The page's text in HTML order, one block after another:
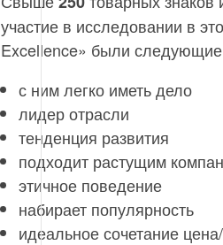
участие в исследовании в
Excellence» были
с ним легко иметь дело
лидер отрасли
тенденция развития
подходит растущим
этичное поведение
набирает популярность
идеальное сочетание